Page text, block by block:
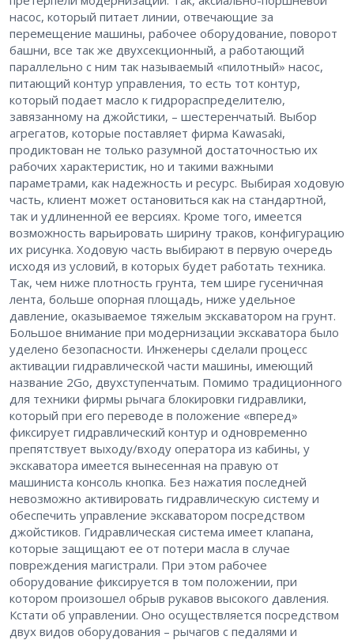
насос, который питает линии, отвечающие за
перемещение машины, рабочее оборудование, поворот
башни, все так же двухсекционный, а работающий
параллельно с ним так называемый «пилотный» насос,
питающий контур управления, то есть тот контур,
который подает масло к гидрораспределителю,
завязанному на джойстики, – шестеренчатый. Выбор
агрегатов, которые поставляет фирма Kawasaki,
продиктован не только разумной достаточностью их
рабочих характеристик, но и такими важными
параметрами, как надежность и ресурс. Выбирая ходовую
часть, клиент может остановиться как на стандартной,
так и удлиненной ее версиях. Кроме того, имеется
возможность варьировать ширину траков, конфигурацию
их рисунка. Ходовую часть выбирают в первую очередь
исходя из условий, в которых будет работать техника.
Так, чем ниже плотность грунта, тем шире гусеничная
лента, больше опорная площадь, ниже удельное
давление, оказываемое тяжелым экскаватором на грунт.
Большое внимание при модернизации экскаватора было
уделено безопасности. Инженеры сделали процесс
активации гидравлической части машины, имеющий
название 2Go, двухступенчатым. Помимо традиционного
для техники фирмы рычага блокировки гидравлики,
который при его переводе в положение «вперед»
фиксирует гидравлический контур и одновременно
препятствует выходу/входу оператора из кабины, у
экскаватора имеется вынесенная на правую от
машиниста консоль кнопка. Без нажатия последней
невозможно активировать гидравлическую систему и
обеспечить управление экскаватором посредством
джойстиков. Гидравлическая система имеет клапана,
которые защищают ее от потери масла в случае
повреждения магистрали. При этом рабочее
оборудование фиксируется в том положении, при
котором произошел обрыв рукавов высокого давления.
Кстати об управлении. Оно осуществляется посредством
двух видов оборудования – рычагов с педалями и